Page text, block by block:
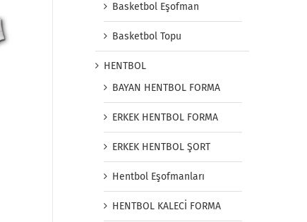
Basketbol Eşofman
Basketbol Topu
HENTBOL
BAYAN HENTBOL FORMA
ERKEK HENTBOL FORMA
ERKEK HENTBOL ŞORT
Hentbol Eşofmanları
HENTBOL KALECİ FORMA